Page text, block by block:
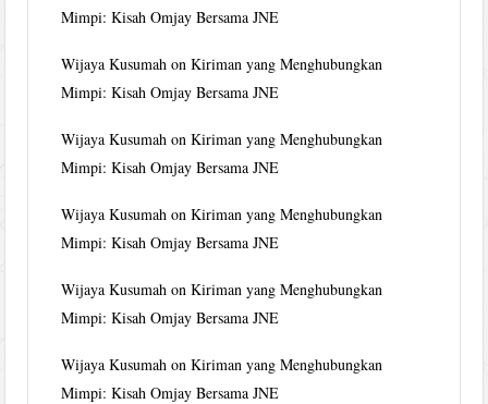
Mimpi: Kisah Omjay Bersama JNE
Wijaya Kusumah onKiriman yang Menghubungkan
Mimpi: Kisah Omjay Bersama JNE
Wijaya Kusumah onKiriman yang Menghubungkan
Mimpi: Kisah Omjay Bersama JNE
Wijaya Kusumah onKiriman yang Menghubungkan
Mimpi: Kisah Omjay Bersama JNE
Wijaya Kusumah onKiriman yang Menghubungkan
Mimpi: Kisah Omjay Bersama JNE
Wijaya Kusumah onKiriman yang Menghubungkan
Mimpi: Kisah Omjay Bersama JNE